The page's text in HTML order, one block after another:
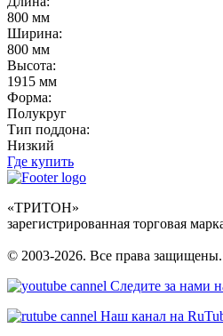
800 мм
Ширина:
800 мм
Высота:
1915 мм
Форма:
Полукруг
Тип поддона:
Низкий
Где купить
«ТРИТОН»
зарегистрированная торговая
© 2003-2026. Все права защищены.
Следите за нами
Наш канал на